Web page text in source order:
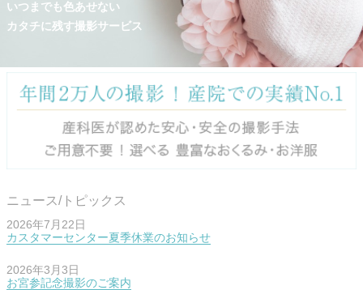
いつまでも色あせない
カタチに残す撮影サービス
ニュース/トピックス
2026年7月22日
カスタマーセンター夏季休業のお知らせ
2026年3月3日
お宮参記念撮影のご案内